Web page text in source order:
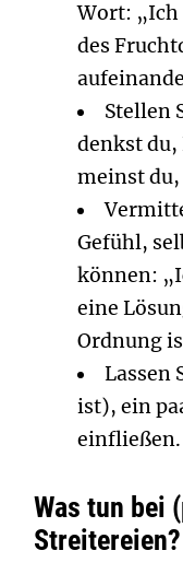
Wort: „Ich
des
Stellen
denkst du,
meinst du,
Gefühl,
können:
eine
Ordnung
Lassen
ist), ein
einfließen.
Was tun bei
Streitereien?